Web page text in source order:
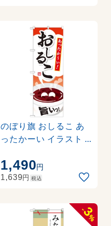
のぼり旗 おしるこ あ
ったかーい イラスト (S
1,490円
1,639円 税込
-
3
%